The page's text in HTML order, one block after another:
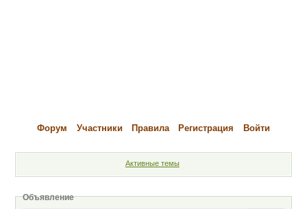
Форум Участники Правила Регистрация Войти
Активные темы
Объявление